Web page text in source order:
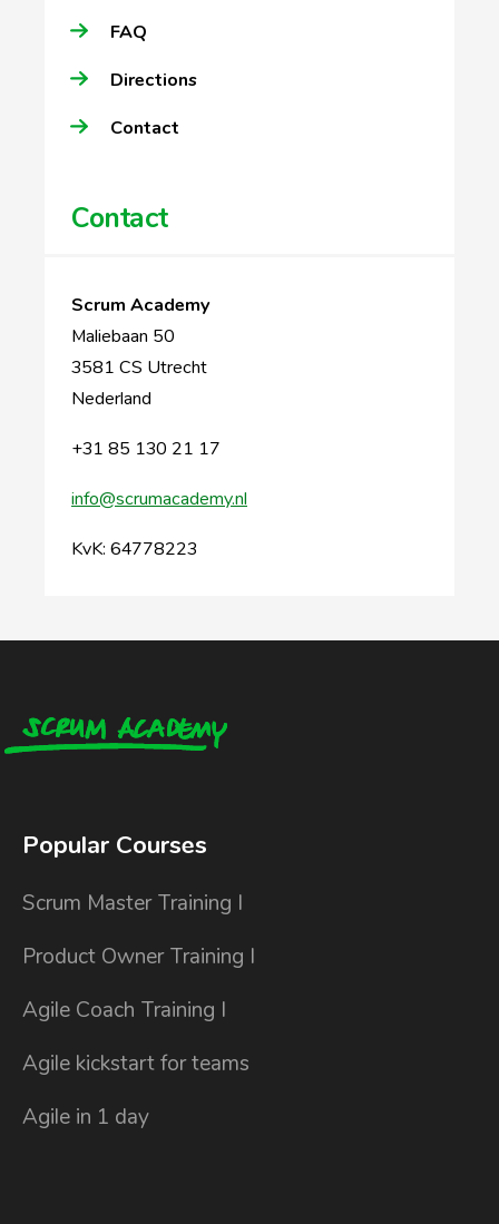
FAQ
Directions
Contact
Contact
Scrum Academy
Maliebaan 50
3581 CS Utrecht
Nederland
+31 85 130 21 17
info@scrumacademy.nl
KvK: 64778223
Popular Courses
Scrum Master Training I
Product Owner Training I
Agile Coach Training I
Agile kickstart for teams
Agile in 1 day